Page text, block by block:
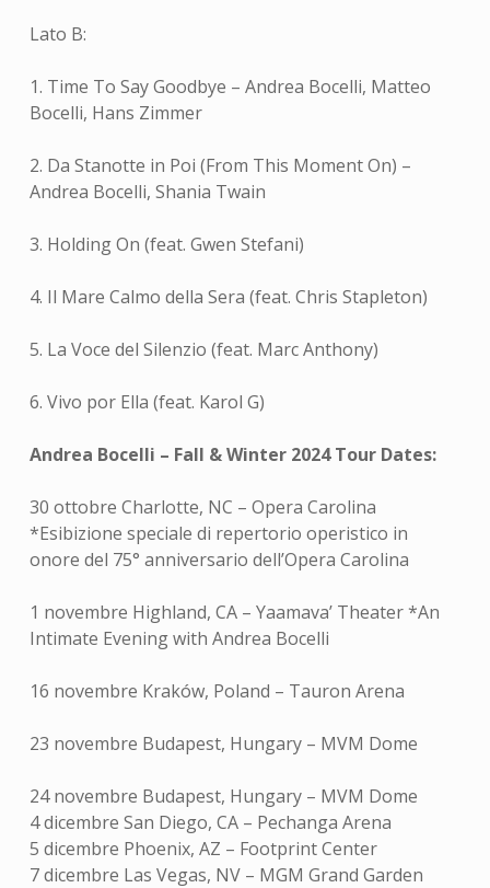
Lato B:
1. Time To Say Goodbye – Andrea Bocelli, Matteo
Bocelli, Hans Zimmer
2. Da Stanotte in Poi (From This Moment On) –
Andrea Bocelli, Shania Twain
3. Holding On (feat. Gwen Stefani)
4. Il Mare Calmo della Sera (feat. Chris Stapleton)
5. La Voce del Silenzio (feat. Marc Anthony)
6. Vivo por Ella (feat. Karol G)
Andrea Bocelli – Fall & Winter 2024 Tour Dates:
30 ottobre Charlotte, NC – Opera Carolina
*Esibizione speciale di repertorio operistico in
onore del 75° anniversario dell’Opera Carolina
1 novembre Highland, CA – Yaamava’ Theater *An
Intimate Evening with Andrea Bocelli
16 novembre Kraków, Poland – Tauron Arena
23 novembre Budapest, Hungary – MVM Dome
24 novembre Budapest, Hungary – MVM Dome
4 dicembre San Diego, CA – Pechanga Arena
5 dicembre Phoenix, AZ – Footprint Center
7 dicembre Las Vegas, NV – MGM Grand Garden